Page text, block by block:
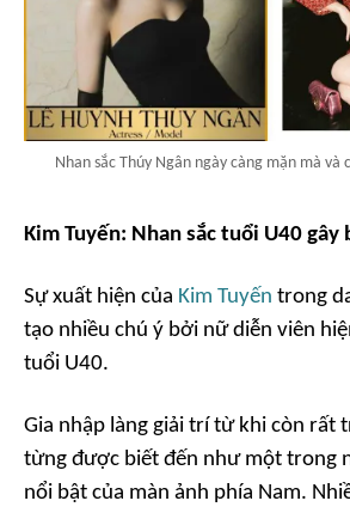
Nhan sắc Thúy Ngân ngày càng mặn mà và
Kim Tuyến: Nhan sắc tuổi U40 gây
Sự xuất hiện của Kim Tuyến trong
tạo nhiều chú ý bởi nữ diễn viên
tuổi U40.
Gia nhập làng giải trí từ khi còn rất
từng được biết đến như một trong
nổi bật của màn ảnh phía Nam.